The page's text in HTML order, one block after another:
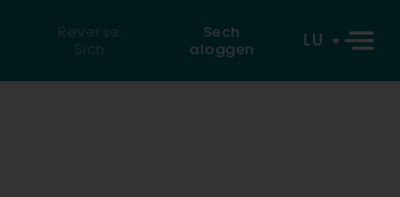
Reverse
Sich
Sech
aloggen
LU